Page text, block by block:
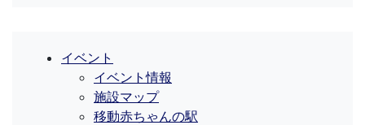
イベント
イベント情報
施設マップ
移動赤ちゃんの駅